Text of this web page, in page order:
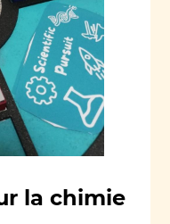
la chimie